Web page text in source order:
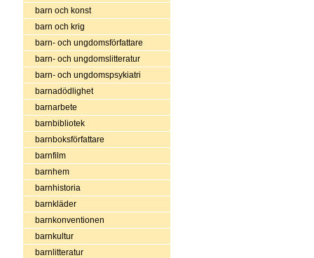
barn och konst
barn och krig
barn- och ungdomsförfattare
barn- och ungdomslitteratur
barn- och ungdomspsykiatri
barnadödlighet
barnarbete
barnbibliotek
barnboksförfattare
barnfilm
barnhem
barnhistoria
barnkläder
barnkonventionen
barnkultur
barnlitteratur